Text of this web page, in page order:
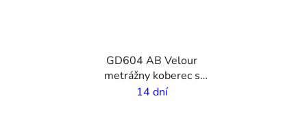
GD604 AB Velour
metrážny koberec s
vlastnou potlačou - 4 m
14 dní